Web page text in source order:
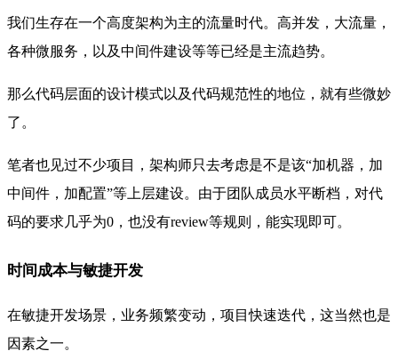
我们生存在一个高度架构为主的流量时代。高并发，大流量，
各种微服务，以及中间件建设等等已经是主流趋势。
那么代码层面的设计模式以及代码规范性的地位，就有些微妙
了。
笔者也见过不少项目，架构师只去考虑是不是该“加机器，加
中间件，加配置”等上层建设。由于团队成员水平断档，对代
码的要求几乎为0，也没有review等规则，能实现即可。
时间成本与敏捷开发
在敏捷开发场景，业务频繁变动，项目快速迭代，这当然也是
因素之一。